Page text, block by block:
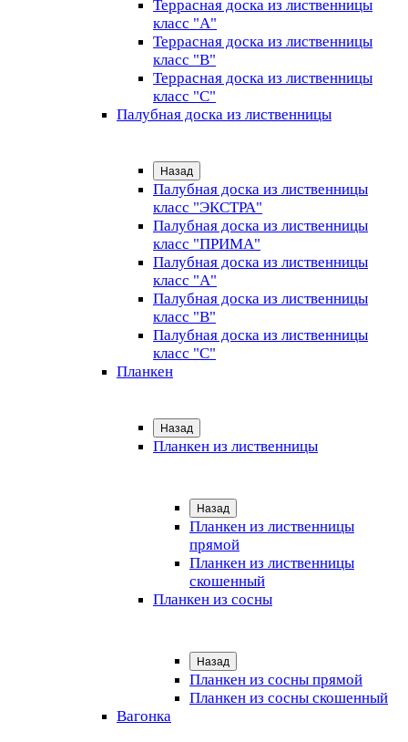
Террасная доска из лиственницы
класс "А"
Террасная доска из лиственницы
класс "B"
Террасная доска из лиственницы
класс "C"
Палубная доска из лиственницы
Назад
Палубная доска из лиственницы
класс "ЭКСТРА"
Палубная доска из лиственницы
класс "ПРИМА"
Палубная доска из лиственницы
класс "А"
Палубная доска из лиственницы
класс "B"
Палубная доска из лиственницы
класс "C"
Планкен
Назад
Планкен из лиственницы
Назад
Планкен из лиственницы
прямой
Планкен из лиственницы
скошенный
Планкен из сосны
Назад
Планкен из сосны прямой
Планкен из сосны скошенный
Вагонка